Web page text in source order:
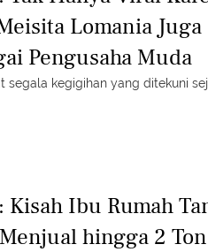
Lomania Juga
Pengusaha Muda
segala kegigihan yang ditekuni
Ibu Rumah
hingga 2 Ton